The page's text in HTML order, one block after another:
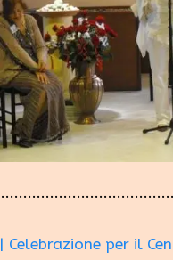
| Celebrazione per il